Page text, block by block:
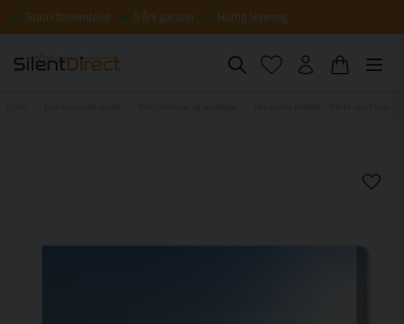
Gratis forsendelse 5 års garanti Hurtig levering